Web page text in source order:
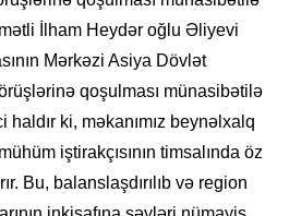
İlham Heydər oğlu Əliyevi
Mərkəzi Asiya Dövlət
qoşulması münasibətilə
ki, məkanımız beynəlxalq
iştirakçısının timsalında öz
Bu, balanslaşdırılıb və region